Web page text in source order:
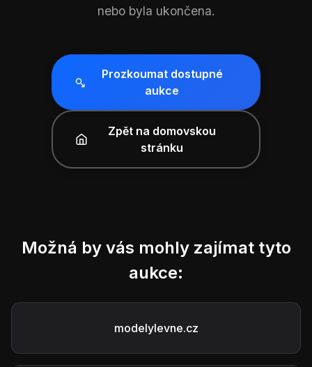
nebo byla ukončena.
Prozkoumat dostupné
aukce
Zpět na domovskou
stránku
Možná by vás mohly zajímat tyto
aukce:
modelylevne.cz